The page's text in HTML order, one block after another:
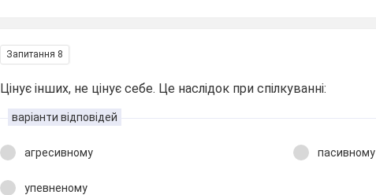
Запитання 8
Цінує інших, не цінує себе. Це наслідок при спілкуванні:
варіанти відповідей
агресивному пасивному
упевненому